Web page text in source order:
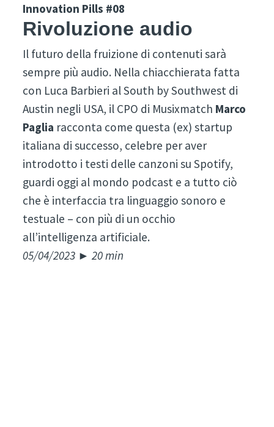
Innovation Pills #08
Rivoluzione audio
Il futuro della fruizione di contenuti sarà
sempre più audio. Nella chiacchierata fatta
con Luca Barbieri al South by Southwest di
Austin negli USA, il CPO di Musixmatch Marco
Paglia racconta come questa (ex) startup
italiana di successo, celebre per aver
introdotto i testi delle canzoni su Spotify,
guardi oggi al mondo podcast e a tutto ciò
che è interfaccia tra linguaggio sonoro e
testuale – con più di un occhio
all’intelligenza artificiale.
05/04/2023 ► 20 min